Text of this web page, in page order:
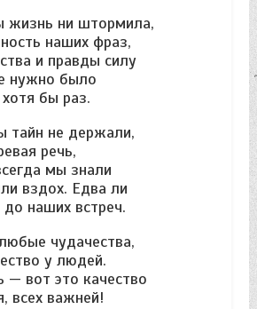
жизнь ни штормила,
наших фраз,
и правды силу
нужно было
бы раз.
тайн не держали,
речь,
мы знали
вздох. Едва ли
наших встреч.
чудачества,
у людей.
— вот это качество
всех важней!